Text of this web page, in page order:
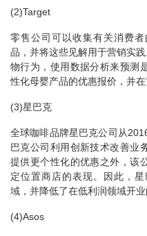
(2)Target
零售公司可以收集有关消费
品，并将这些见解用于营销实
物行为，使用数据分析来预测
性化母婴产品的优惠报价，并在
(3)星巴克
全球咖啡品牌星巴克公司从
巴克公司利用创新技术改善业
提供更个性化的优惠之外，该
定位置商店的表现。因此，
域，并降低了在低利润领域开业
(4)Asos